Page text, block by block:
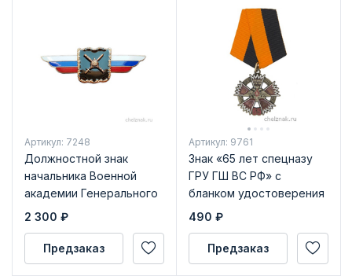
Артикул: 7248
Должностной знак
начальника Военной
академии Генерального
штаба Вооруженных Сил
2 300 ₽
Предзаказ
Артикул: 9761
Знак «65 лет спецназу
ГРУ ГШ ВС РФ» с
бланком удостоверения
490 ₽
Предзаказ